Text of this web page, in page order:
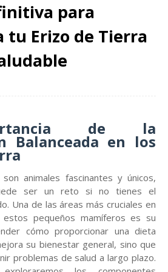
para
Erizo de Tierra
de la
Balanceada en los
animales fascinantes y únicos,
ser un reto si no tienes el
Una de las áreas más cruciales en
pequeños mamíferos es su
cómo proporcionar una dieta
su bienestar general, sino que
problemas de salud a largo plazo.